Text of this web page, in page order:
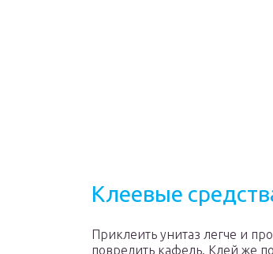
Клеевые
Приклеить унитаз легче и
повредить кафель. Клей же